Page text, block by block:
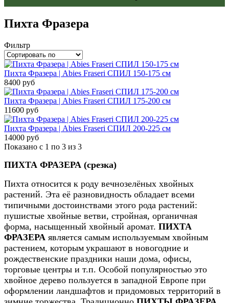
Пихта Фразера
Фильтр
Пихта Фразера | Abies Fraseri СПИЛ 150-175 см
8400 руб
Пихта Фразера | Abies Fraseri СПИЛ 175-200 см
11600 руб
Пихта Фразера | Abies Fraseri СПИЛ 200-225 см
14000 руб
Показано с 1 по 3 из 3
ПИХТА ФРАЗЕРА (срезка)
Пихта относится к роду вечнозелёных хвойных
растений. Эта её разновидность обладает всеми
типичными достоинствами этого рода растений:
пушистые хвойные ветви, стройная, органичная
форма, насыщенный хвойный аромат. ПИХТА
ФРАЗЕРА является самым используемым хвойным
растением, которым украшают в новогодние и
рождественские праздники наши дома, офисы,
торговые центры и т.п. Особой популярностью это
хвойное дерево пользуется в западной Европе при
оформлении ландшафтов и придомовых территорий в